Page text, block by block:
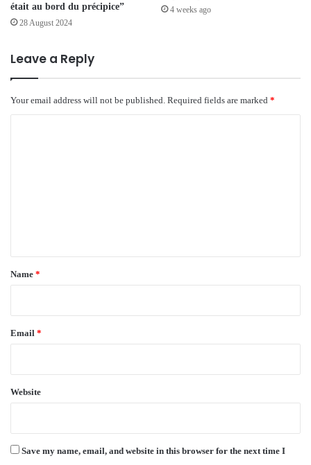
était au bord du précipice”
28 August 2024
4 weeks ago
Leave a Reply
Your email address will not be published. Required fields are marked *
*
Name *
Email *
Website
Save my name, email, and website in this browser for the next time I